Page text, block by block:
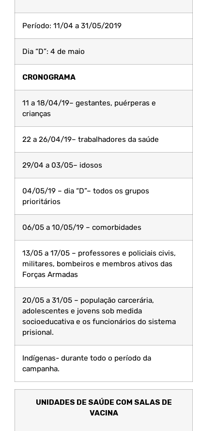
Período: 11/04 a 31/05/2019
Dia “D”: 4 de maio
CRONOGRAMA
11 a 18/04/19– gestantes, puérperas e
crianças
22 a 26/04/19– trabalhadores da saúde
29/04 a 03/05– idosos
04/05/19 – dia “D”– todos os grupos
prioritários
06/05 a 10/05/19 – comorbidades
13/05 a 17/05 – professores e policiais civis,
militares, bombeiros e membros ativos das
Forças Armadas
20/05 a 31/05 – população carcerária,
adolescentes e jovens sob medida
socioeducativa e os funcionários do sistema
prisional.
Indígenas- durante todo o período da
campanha.
UNIDADES DE SAÚDE COM SALAS DE
VACINA